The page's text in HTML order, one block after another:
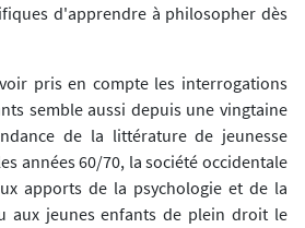
d'apprendre à philosopher dès
pris en compte les interrogations
semble aussi depuis une vingtaine
de la littérature de jeunesse
années 60/70, la société occidentale
apports de la psychologie et de la
aux jeunes enfants de plein droit le